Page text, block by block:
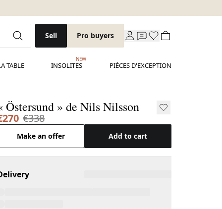
Sell Pro buyers
TABLE INSOLITES
NEW
PIÈCES D'EXCEPTION
Östersund » de Nils Nilsson
€338
Make an offer Add to cart